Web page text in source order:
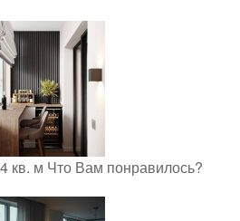
кв. м Что Вам понравилось?